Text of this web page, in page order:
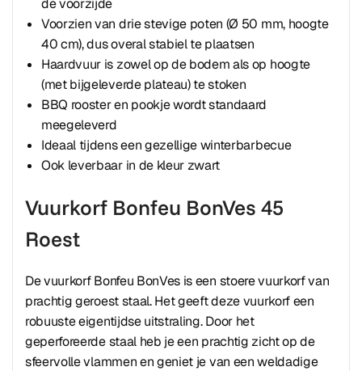
de voorzijde
Voorzien van drie stevige poten (Ø 50 mm, hoogte
40 cm), dus overal stabiel te plaatsen
Haardvuur is zowel op de bodem als op hoogte
(met bijgeleverde plateau) te stoken
BBQ rooster en pookje wordt standaard
meegeleverd
Ideaal tijdens een gezellige winterbarbecue
Ook leverbaar in de kleur zwart
Vuurkorf Bonfeu BonVes 45
Roest
De vuurkorf Bonfeu BonVes is een stoere vuurkorf van
prachtig geroest staal. Het geeft deze vuurkorf een
robuuste eigentijdse uitstraling. Door het
geperforeerde staal heb je een prachtig zicht op de
sfeervolle vlammen en geniet je van een weldadige